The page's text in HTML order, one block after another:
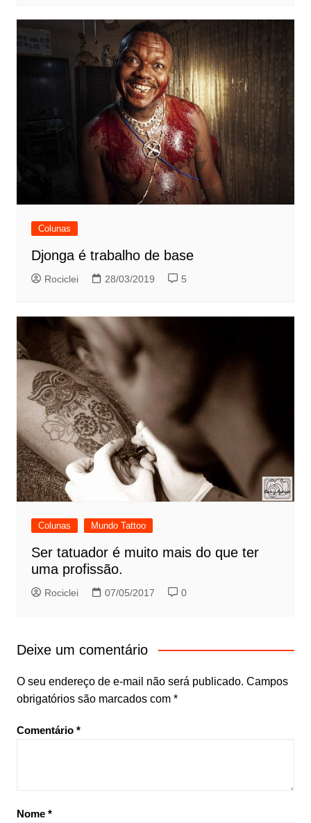
Colunas
Djonga é trabalho de base
Rociclei 28/03/2019 5
Colunas Mundo Tattoo
Ser tatuador é muito mais do que ter
uma profissão.
Rociclei 07/05/2017 0
Deixe um comentário
O seu endereço de e-mail não será publicado. Campos
obrigatórios são marcados com *
Comentário *
Nome *